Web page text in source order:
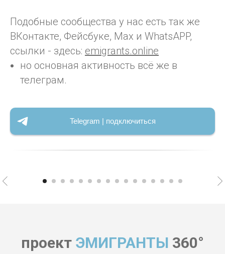
Подобные сообщества у нас есть так же
ВКонтакте, Фейсбуке, Max и WhatsAPP,
ссылки - здесь: emigrants.online
но основная активность всё же в
телеграм.
Telegram | подключиться
проект ЭМИГРАНТЫ 360°